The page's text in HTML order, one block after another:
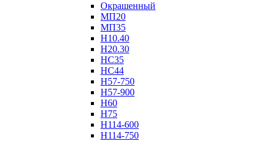
Окрашенный
МП20
МП35
Н10.40
Н20.30
НС35
НС44
Н57-750
Н57-900
Н60
Н75
Н114-600
Н114-750